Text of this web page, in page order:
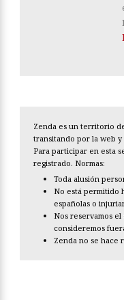
Zenda es un territorio
transitando por la web
Para participar en esta
registrado. Normas:
Toda alusión
No está permitido
españolas o
Nos reservamos
consideremos
Zenda no se hace